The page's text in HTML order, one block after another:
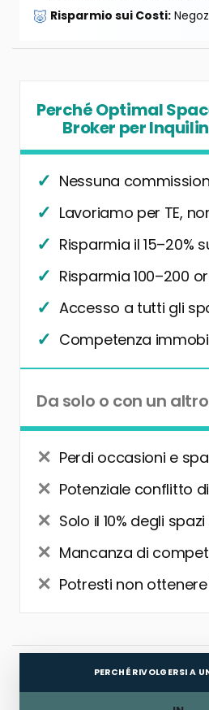
🐷 Risparmio sui Costi:
Perché Optimal
Broker per
Nessuna
Lavoriamo per TE,
Risparmia il 15–20%
Risparmia 100–200
Accesso a tutti gli
Competenza
Da solo o con un
Perdi occasioni e
Potenziale conflitto
Solo il 10% degli
Mancanza di
Potresti non
PERCHÉ RIVOLGERSI A